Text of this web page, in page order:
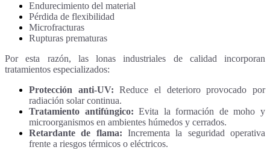
Endurecimiento del material
Pérdida de flexibilidad
Microfracturas
Rupturas prematuras
Por esta razón, las lonas industriales de calidad incorporan
tratamientos especializados:
Protección anti-UV:Reduce el deterioro provocado por
radiación solar continua.
Tratamiento antifúngico:Evita la formación de moho y
microorganismos en ambientes húmedos y cerrados.
Retardante de flama: Incrementa la seguridad operativa
frente a riesgos térmicos o eléctricos.